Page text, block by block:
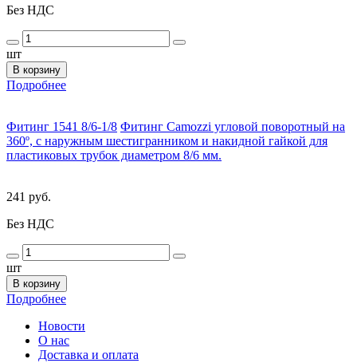
Без НДС
шт
В корзину
Подробнее
Фитинг 1541 8/6-1/8 Фитинг Camozzi угловой поворотный на
360º, с наружным шестигранником и накидной гайкой для
пластиковых трубок диаметром 8/6 мм.
241 руб.
Без НДС
шт
В корзину
Подробнее
Новости
О нас
Доставка и оплата